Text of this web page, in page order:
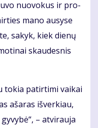
nuo­vo­kus ir pro­
ma­no au­sy­se
sa­kyk, kiek die­nų
skau­des­nis
to­kia pa­tir­ti­mi vai­kai
aša­ras iš­ver­kiau,
– at­vi­rau­ja